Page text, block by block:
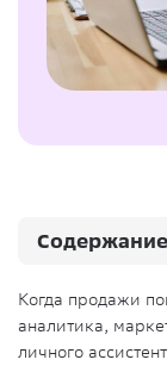
Когда продажи
аналитика,
личного
Содержание